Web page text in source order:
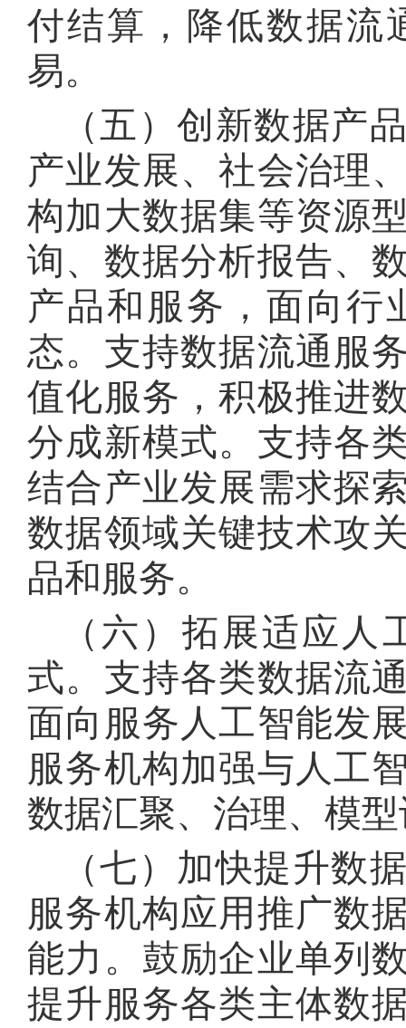
付结算，降低数据流
易。
（五）创新数据产
产业发展、社会治理
构加大数据集等资源
询、数据分析报告、
产品和服务，面向行
态。 支持数据流通服
值化服务，积极推进
分成新模式。 支持各
结合产业发展需求探
数据领域关键技术攻
品和服务。
（六）拓展适应
式。 支持各类数据流
面向服务人工智能发
服务机构加强与人工
数据汇聚、治理、模
（七）加快提升数
服务机构应用推广数
能力 。 鼓励企业单列
提升服务各类主体数